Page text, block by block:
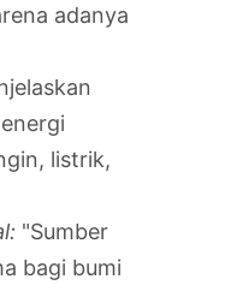
adanya
listrik,
"Sumber
bagi bumi